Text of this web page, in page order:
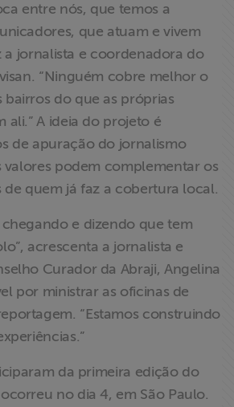
entre nós, que temos a
que atuam e vivem
a jornalista e coordenadora do
“Ninguém cobre melhor o
do que as próprias
ali.” A ideia do projeto é
de apuração do jornalismo
valores podem complementar os
de quem já faz a cobertura local.
chegando e dizendo que tem
acrescenta a jornalista e
Curador da Abraji, Angelina
por ministrar as oficinas de
“Estamos construindo
da primeira edição do
no dia 4, em São Paulo.